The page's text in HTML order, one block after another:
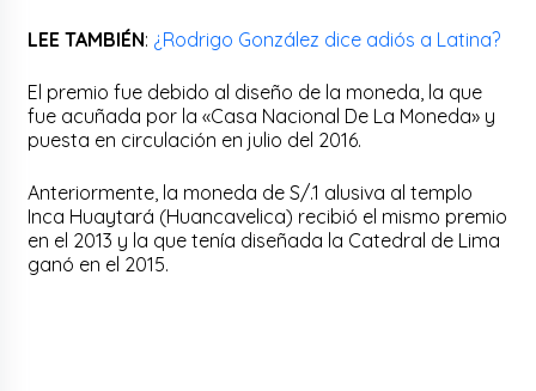
LEE TAMBIÉN: ¿Rodrigo González dice adiós a Latina?
El premio fue debido al diseño de la moneda, la que
fue acuñada por la «Casa Nacional De La Moneda» y
puesta en circulación en julio del 2016.
Anteriormente, la moneda de S/.1 alusiva al templo
Inca Huaytará (Huancavelica) recibió el mismo premio
en el 2013 y la que tenía diseñada la Catedral de Lima
ganó en el 2015.